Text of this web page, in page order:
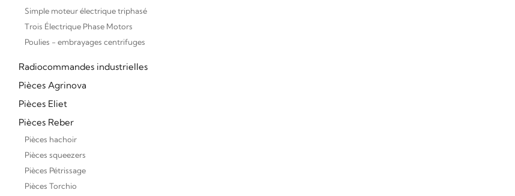
Simple moteur électrique triphasé
Trois Électrique Phase Motors
Poulies - embrayages centrifuges
Radiocommandes industrielles
Pièces Agrinova
Pièces Eliet
Pièces Reber
Pièces hachoir
Pièces squeezers
Pièces Pétrissage
Pièces Torchio